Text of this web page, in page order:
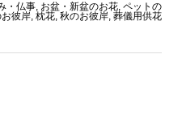
・仏事, お盆・新盆のお花, ペットの
彼岸, 枕花, 秋のお彼岸, 葬儀用供花